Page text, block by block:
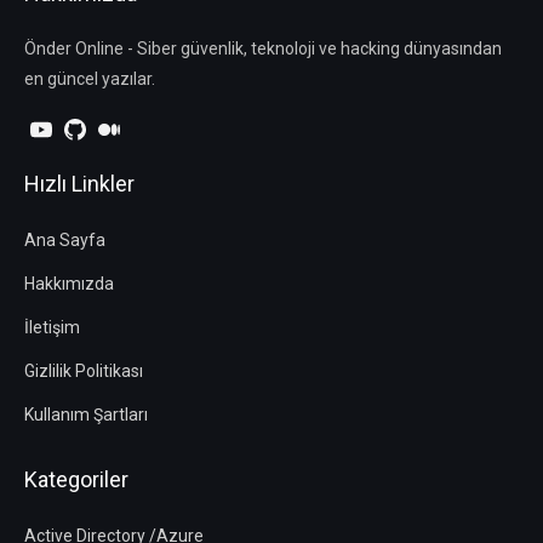
Önder Online - Siber güvenlik, teknoloji ve hacking dünyasından
en güncel yazılar.
Hızlı Linkler
Ana Sayfa
Hakkımızda
İletişim
Gizlilik Politikası
Kullanım Şartları
Kategoriler
Active Directory /Azure